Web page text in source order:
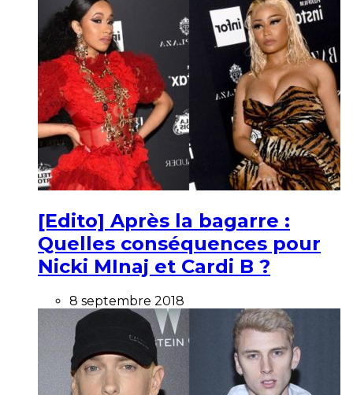
[Edito] Après la bagarre :
Quelles conséquences pour
Nicki MInaj et Cardi B ?
8 septembre 2018